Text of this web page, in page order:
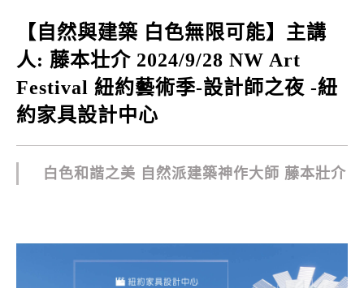
【自然與建築 白色無限可能】主講
人: 藤本壮介 2024/9/28 NW Art
Festival 紐約藝術季-設計師之夜 -紐
約家具設計中心
白色和諧之美 自然派建築神作大師 藤本壯介